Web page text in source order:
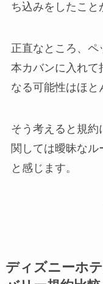
ち込みをしたこと
正直なところ、ペ
本カバンに入れて
なる可能性はほと
そう考えると 規約
関しては曖昧な
と感じます。
ディズニーホ